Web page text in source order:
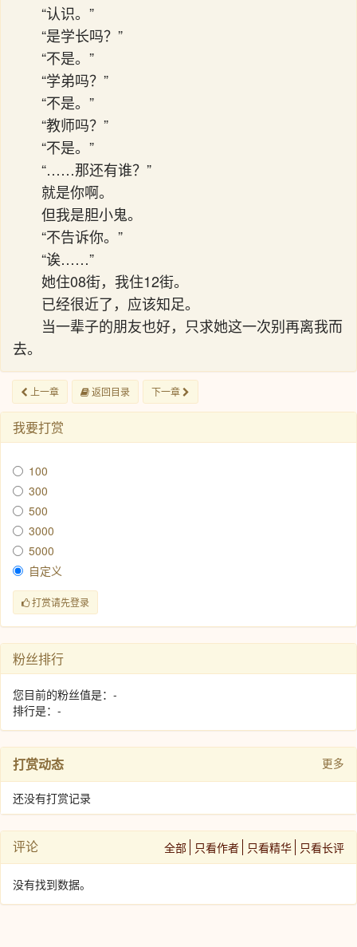
“认识。”
“是学长吗？”
“不是。”
“学弟吗？”
“不是。”
“教师吗？”
“不是。”
“……那还有谁？”
就是你啊。
但我是胆小鬼。
“不告诉你。”
“诶……”
她住08街，我住12街。
已经很近了，应该知足。
当一辈子的朋友也好，只求她这一次别再离我而
去。
上一章 返回目录 下一章
我要打赏
100
300
500
3000
5000
自定义
打赏请先登录
粉丝排行
您目前的粉丝值是：-
排行是：-
打赏动态 更多
还没有打赏记录
评论 全部 只看作者 只看精华 只看长评
没有找到数据。